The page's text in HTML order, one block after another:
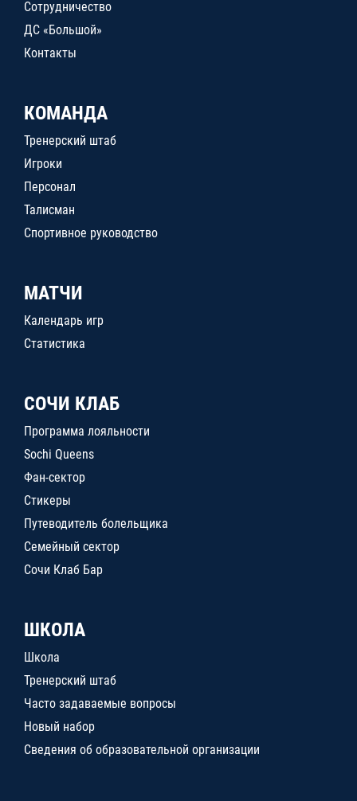
Сотрудничество
ДС «Большой»
Контакты
КОМАНДА
Тренерский штаб
Игроки
Персонал
Талисман
Спортивное руководство
МАТЧИ
Календарь игр
Статистика
СОЧИ КЛАБ
Программа лояльности
Sochi Queens
Фан-сектор
Стикеры
Путеводитель болельщика
Семейный сектор
Сочи Клаб Бар
ШКОЛА
Школа
Тренерский штаб
Часто задаваемые вопросы
Новый набор
Сведения об образовательной организации